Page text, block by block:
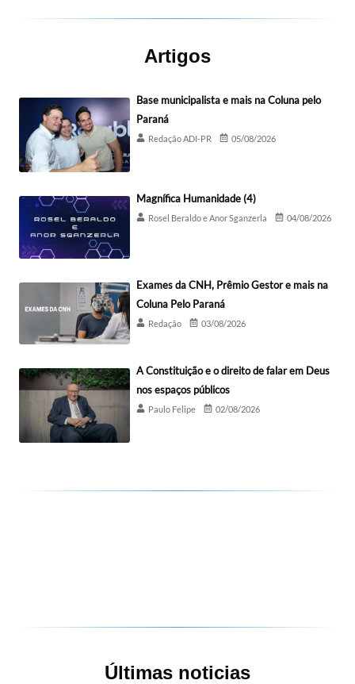
Artigos
Base municipalista e mais na Coluna pelo
Paraná
Redação ADI-PR 05/08/2026
Magnífica Humanidade (4)
Rosel Beraldo e Anor Sganzerla 04/08/2026
Exames da CNH, Prêmio Gestor e mais na
Coluna Pelo Paraná
Redação 03/08/2026
A Constituição e o direito de falar em Deus
nos espaços públicos
Paulo Felipe 02/08/2026
Últimas noticias